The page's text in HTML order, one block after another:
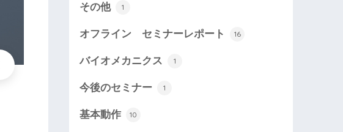
その他 1
オフライン セミナーレポート 16
バイオメカニクス 1
今後のセミナー 1
基本動作 10